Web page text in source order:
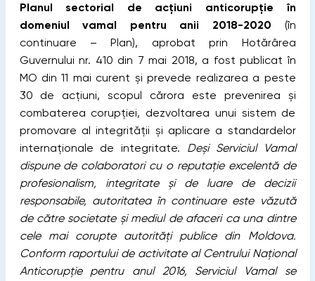
Planul sectorial de acțiuni anticorupție în
domeniul vamal pentru anii 2018-2020 (în
continuare – Plan), aprobat prin Hotărârea
Guvernului nr. 410 din 7 mai 2018, a fost publicat în
MO din 11 mai curent şi prevede realizarea a peste
30 de acţiuni, scopul cărora este prevenirea și
combaterea corupției, dezvoltarea unui sistem de
promovare al integrităţii şi aplicare a standardelor
internaţionale de integritate. Deşi Serviciul Vamal
dispune de colaboratori cu o reputație excelentă de
profesionalism, integritate şi de luare de decizii
responsabile, autoritatea în continuare este văzută
de către societate şi mediul de afaceri ca una dintre
cele mai corupte autorităţi publice din Moldova.
Conform raportului de activitate al Centrului Național
Anticorupție pentru anul 2016, Serviciul Vamal se